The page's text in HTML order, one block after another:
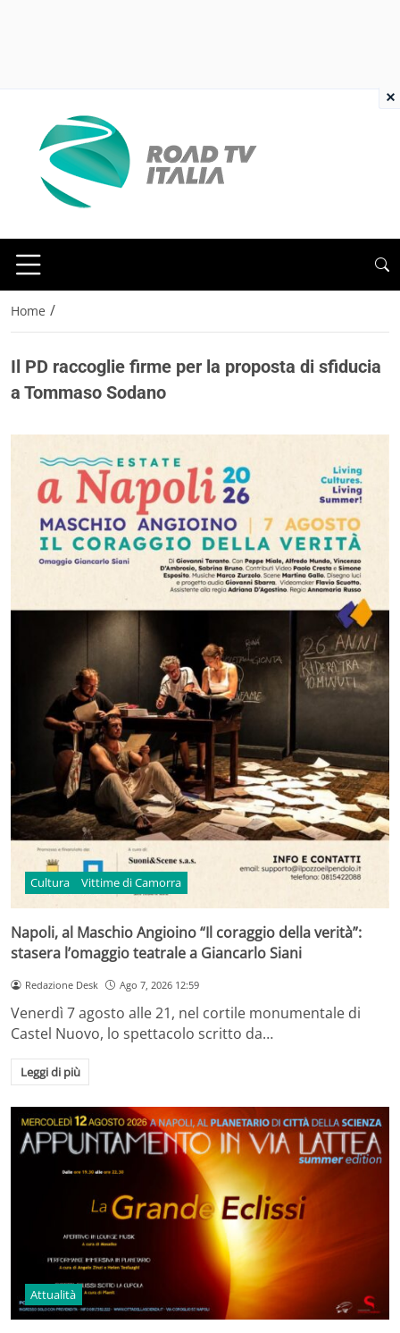
Home /
Il PD raccoglie firme per la proposta di sfiducia
a Tommaso Sodano
Cultura Vittime di Camorra
Napoli, al Maschio Angioino “Il coraggio della verità”:
stasera l’omaggio teatrale a Giancarlo Siani
Redazione Desk Ago 7, 2026 12:59
Venerdì 7 agosto alle 21, nel cortile monumentale di
Castel Nuovo, lo spettacolo scritto da…
Leggi di più
Attualità
×